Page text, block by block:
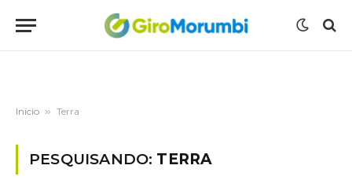
Início » Terra
PESQUISANDO: TERRA